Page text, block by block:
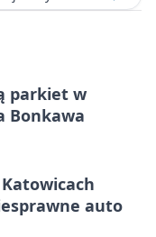
parkiet w
Bonkawa
auto